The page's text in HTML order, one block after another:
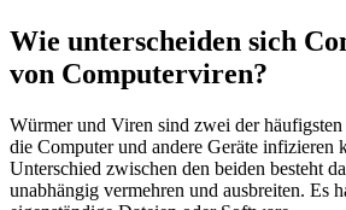
Wie unterscheiden sich
von Computerviren?
Würmer und Viren sind zwei der
die Computer und andere Geräte infizieren
Unterschied zwischen den beiden besteht
unabhängig vermehren und ausbreiten. Es